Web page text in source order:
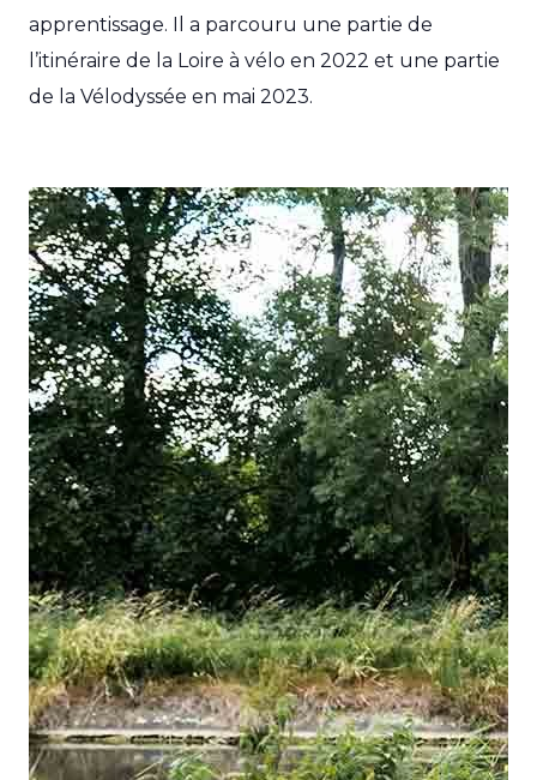
apprentissage. Il a parcouru une partie de
l’itinéraire de la Loire à vélo en 2022 et une partie
de la Vélodyssée en mai 2023.